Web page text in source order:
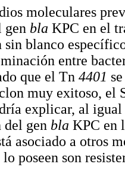
moleculares
gen bla KPC en el
blanco
entre
que el Tn 4401
muy exitoso, el
explicar, al igual
del gen bla KPC en
asociado a otros
poseen son